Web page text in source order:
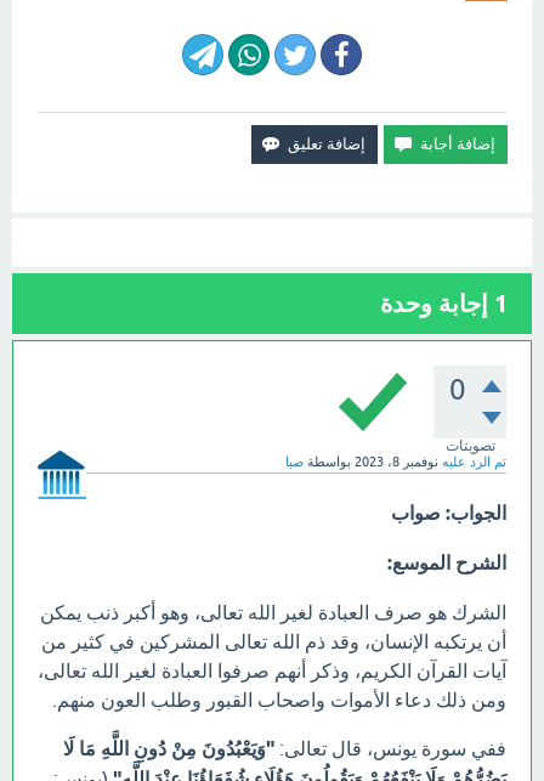
1 إجابة وحدة
0
تصويتات
تم الرد عليه نوفمبر 8، 2023 بواسطة صبا
الجواب: صواب
الشرح الموسع:
الشرك هو صرف العبادة لغير الله تعالى، وهو أكبر ذنب يمكن
أن يرتكبه الإنسان، وقد ذم الله تعالى المشركين في كثير من
آيات القرآن الكريم، وذكر أنهم صرفوا العبادة لغير الله تعالى،
ومن ذلك دعاء الأموات واصحاب القبور وطلب العون منهم.
ففي سورة يونس، قال تعالى: "وَيَعْبُدُونَ مِنْ دُونِ اللَّهِ مَا لَا